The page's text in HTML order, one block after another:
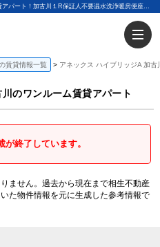
アネックス ハイブリッジA 加古川のワンルーム賃貸アパート！加古川１R保証人不要温水洗浄暖房便座駐車場代込み｜相生不動産株式会社
賃貸情報一覧 アネックス ハイブリッジA 加
川のワンルーム賃貸アパート
終了しています。
ません。過去から現在まで相生不動産
た物件情報を元に生成した参考情報で